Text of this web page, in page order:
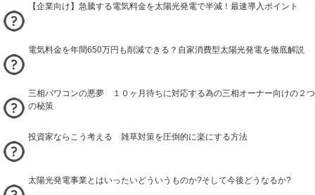
【企業向け】急騰する電気料金を太陽光発電で半減！最速導入ポイント
電気料金を年間650万円も削減できる？自家消費型太陽光発電を徹底解説
三相パワコンの悪夢 １０ヶ月待ちに対応する為の三相オーナー向けの２つ
の秘策
投資家ならこう考える 雑草対策を圧倒的に楽にする方法
太陽光発電事業とはいったいどういうものか?そして今後どうなるか?